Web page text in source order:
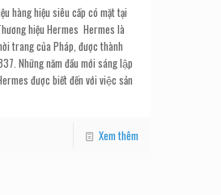
hàng hiệu siêu cấp có mặt tại
hiệu Hermes Hermes là
trang của Pháp, được thành
Những năm đầu mới sáng lập
được biết đến với việc sản
Xem thêm